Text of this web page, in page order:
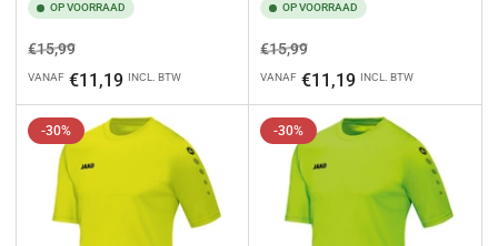
OP VOORRAAD
Normale
prijs
€15,99Aanbiedingsprijs
VANAF €11,19 INCL. BTW
OP VOORRAAD
Normale
prijs
€15,99Aanbiedingsprijs
VANAF €11,19 INCL. BTW
-30% -30%